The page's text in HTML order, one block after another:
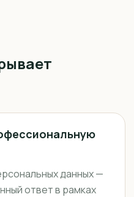
данных —
ответ в рамках